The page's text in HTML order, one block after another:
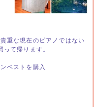
重な現在のピアノではない
て帰ります。
ベストを購入